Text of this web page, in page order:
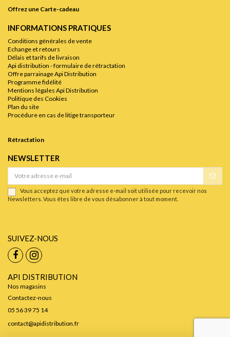
Offrez une Carte-cadeau
INFORMATIONS PRATIQUES
Conditions générales de vente
Echange et retours
Délais et tarifs de livraison
Api distribution - formulaire de rétractation
Offre parrainage Api Distribution
Programme fidélité
Mentions légales Api Distribution
Politique des Cookies
Plan du site
Procédure en cas de litige transporteur
Rétractation
NEWSLETTER
Vous acceptez que votre adresse e-mail soit utilisée pour recevoir nos
Newsletters. Vous êtes libre de vous désabonner à tout moment.
SUIVEZ-NOUS
API DISTRIBUTION
Nos magasins
Contactez-nous
05 56 39 75 14
contact@apidistribution.fr